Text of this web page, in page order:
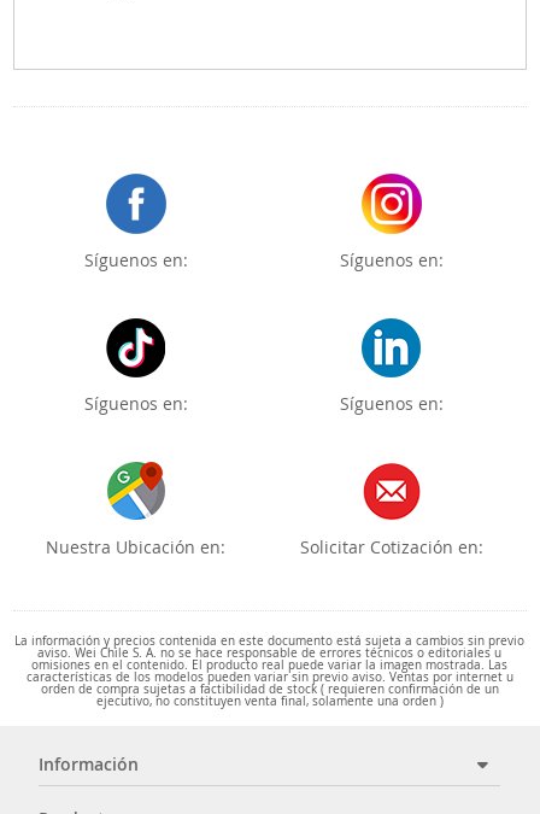
Síguenos en: Síguenos en:
Síguenos en: Síguenos en:
Nuestra Ubicación en: Solicitar Cotización en:
La información y precios contenida en este documento está sujeta a cambios sin previo
aviso. Wei Chile S. A. no se hace responsable de errores técnicos o editoriales u
omisiones en el contenido. El producto real puede variar la imagen mostrada. Las
características de los modelos pueden variar sin previo aviso. Ventas por internet u
orden de compra sujetas a factibilidad de stock ( requieren confirmación de un
ejecutivo, no constituyen venta final, solamente una orden )
Información